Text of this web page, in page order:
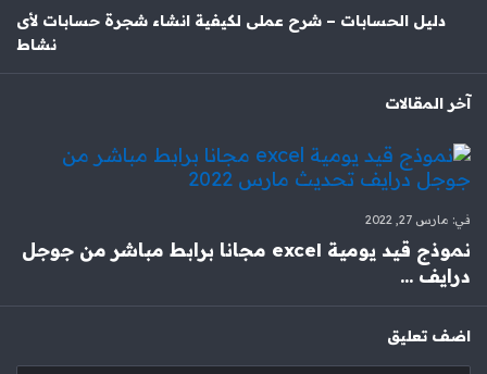
دليل الحسابات – شرح عملى لكيفية انشاء شجرة حسابات لأى
نشاط
آخر المقالات
في: مارس 27, 2022
نموذج قيد يومية excel مجانا برابط مباشر من جوجل
درايف ...
‫اضف تعليق